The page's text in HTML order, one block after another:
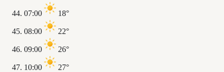
07:00 18°
08:00 22°
09:00 26°
10:00 27°